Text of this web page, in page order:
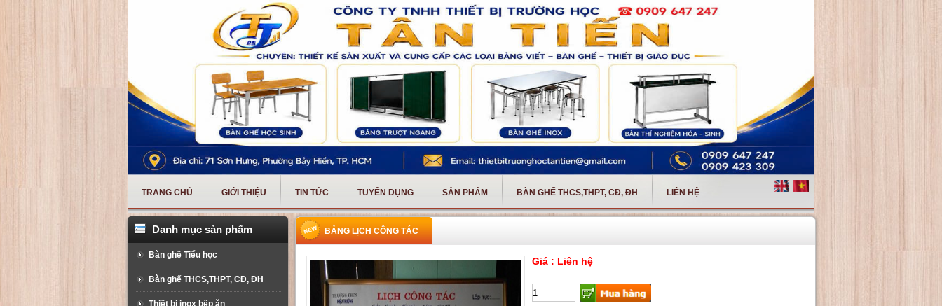
TRANG CHỦ GIỚI THIỆU TIN TỨC TUYỂN DỤNG SẢN PHẨM BÀN GHẾ THCS,THPT, CĐ, ĐH LIÊN HỆ
Danh mục sản phẩm
Bàn ghế Tiểu học
Bàn ghế THCS,THPT, CĐ, ĐH
Thiết bị inox bếp ăn
BẢNG LỊCH CÔNG TÁC
Giá : Liên hệ